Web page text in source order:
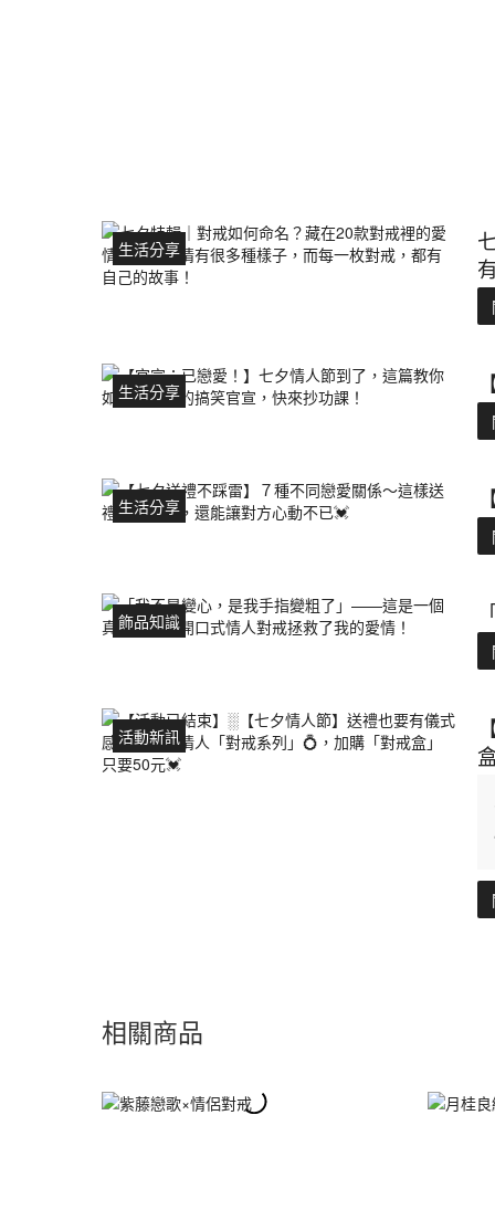
生活分享
生活分享
生活分享
飾品知識
活動新訊
相關商品